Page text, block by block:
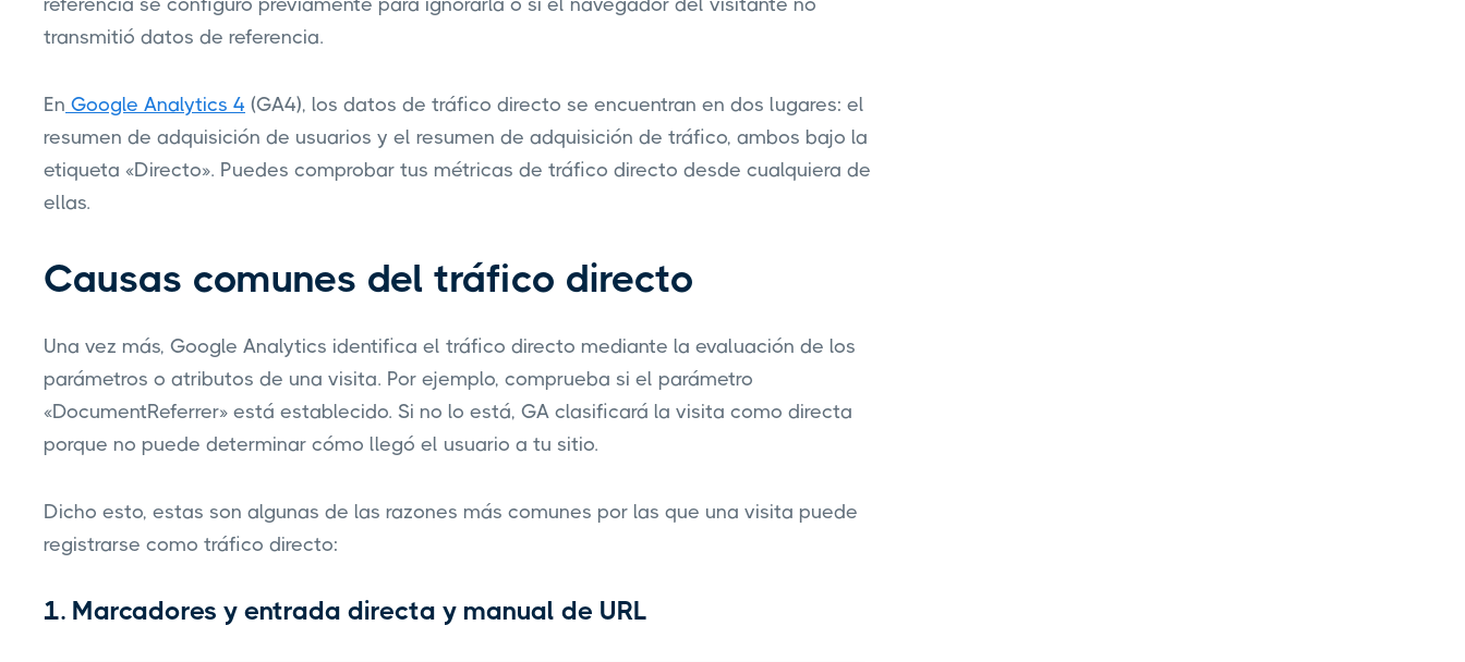
transmitió datos de referencia.
En Google Analytics 4 (GA4), los datos de tráfico directo se encuentran en dos lugares: el
resumen de adquisición de usuarios y el resumen de adquisición de tráfico, ambos bajo la
etiqueta «Directo». Puedes comprobar tus métricas de tráfico directo desde cualquiera de
ellas.
Causas comunes del tráfico directo
Una vez más, Google Analytics identifica el tráfico directo mediante la evaluación de los
parámetros o atributos de una visita. Por ejemplo, comprueba si el parámetro
«DocumentReferrer» está establecido. Si no lo está, GA clasificará la visita como directa
porque no puede determinar cómo llegó el usuario a tu sitio.
Dicho esto, estas son algunas de las razones más comunes por las que una visita puede
registrarse como tráfico directo:
1. Marcadores y entrada directa y manual de URL